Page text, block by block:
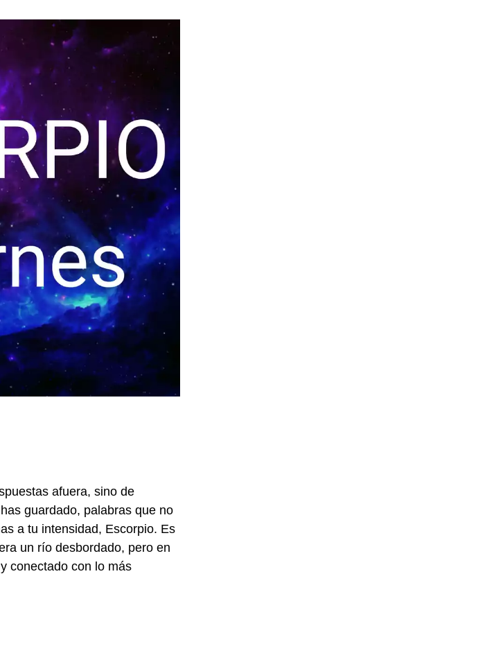
afuera, sino de
guardado, palabras que no
a tu intensidad, Escorpio. Es
un río desbordado, pero en
conectado con lo más